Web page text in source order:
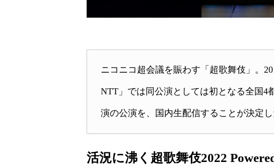
ニコニコ超会議を賑わす「超歌舞伎」。
NTT」では同公演としては初となる全国4
演の公演を、国内生配信することが決定し
活況に沸く超歌舞伎2022